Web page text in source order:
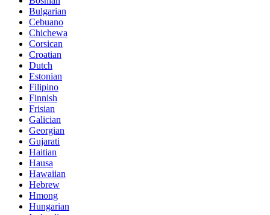
Bulgarian
Cebuano
Chichewa
Corsican
Croatian
Dutch
Estonian
Filipino
Finnish
Frisian
Galician
Georgian
Gujarati
Haitian
Hausa
Hawaiian
Hebrew
Hmong
Hungarian